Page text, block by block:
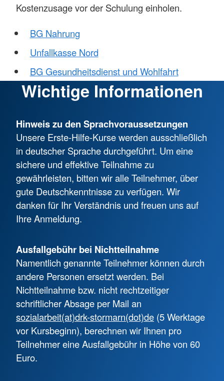
Kostenzusage vor der Schulung einholen.
BG Nahrung
Unfallkasse Nord
BG Gesundheitsdienst und Wohlfahrt
Wichtige Informationen
Hinweis zu den Sprachvoraussetzungen
Unsere Erste-Hilfe-Kurse werden ausschließlich
in deutscher Sprache durchgeführt. Um eine
sichere und effektive Teilnahme zu
gewährleisten, bitten wir alle Teilnehmer, über
gute Deutschkenntnisse zu verfügen. Wir
danken für Ihr Verständnis und freuen uns auf
Ihre Anmeldung.
Ausfallgebühr bei Nichtteilnahme
Namentlich genannte Teilnehmer können durch
andere Personen ersetzt werden. Bei
Nichtteilnahme bzw. nicht rechtzeitiger
schriftlicher Absage per Mail an
sozialarbeit(at)drk-stormarn(dot)de (5 Werktage
vor Kursbeginn), berechnen wir Ihnen pro
Teilnehmer eine Ausfallgebühr in Höhe von 60
Euro.